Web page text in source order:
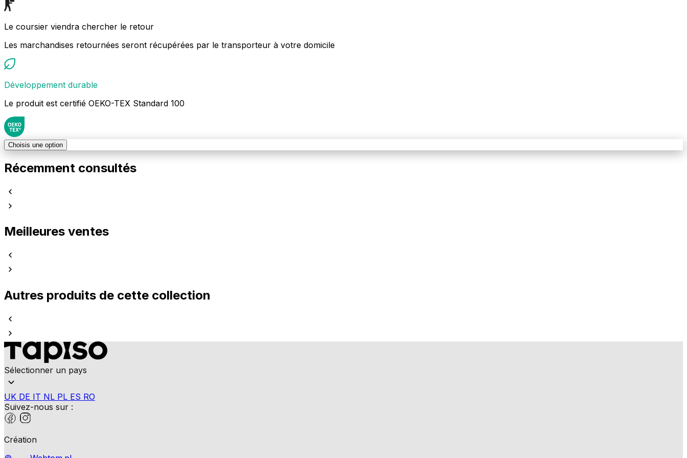
Le coursier viendra chercher le retour
Les marchandises retournées seront récupérées par le transporteur à votre domicile
Développement durable
Le produit est certifié OEKO-TEX Standard 100
Choisis une option
Récemment consultés
Meilleures ventes
Autres produits de cette collection
Sélectionner un pays
UK DE IT NL PL ES RO
Suivez-nous sur :
Création